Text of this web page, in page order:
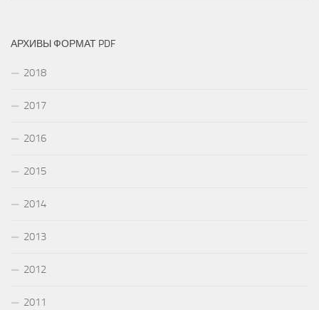
АРХИВЫ ФОРМАТ PDF
2018
2017
2016
2015
2014
2013
2012
2011